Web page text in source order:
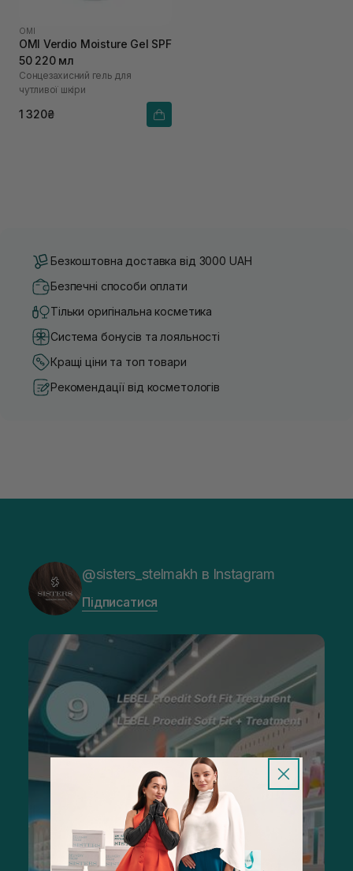
OMI
OMI Verdio Moisture Gel SPF
50 220 мл
Сонцезахисний гель для
чутливої шкіри
1 320₴
Безкоштовна доставка від 3000 UAH
Безпечні способи оплати
Тільки оригінальна косметика
Система бонусів та лояльності
Кращі ціни та топ товари
Рекомендації від косметологів
@sisters_stelmakh в Instagram
Підписатися